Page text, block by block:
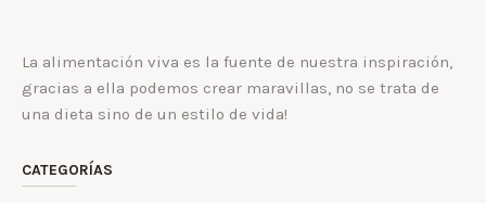
La alimentación viva es la fuente de nuestra inspiración,
gracias a ella podemos crear maravillas, no se trata de
una dieta sino de un estilo de vida!
CATEGORÍAS